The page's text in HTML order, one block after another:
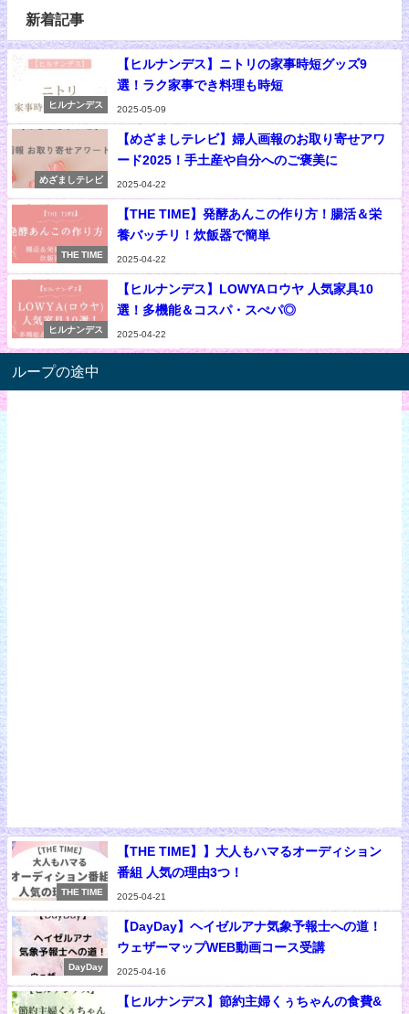
新着記事
ヒルナンデス
【ヒルナンデス】ニトリの家事時短グッズ9
選！ラク家事でき料理も時短
2025-05-09
めざましテレビ
【めざましテレビ】婦人画報のお取り寄せアワ
ード2025！手土産や自分へのご褒美に
2025-04-22
THE TIME
【THE TIME】発酵あんこの作り方！腸活＆栄
養バッチリ！炊飯器で簡単
2025-04-22
ヒルナンデス
【ヒルナンデス】LOWYAロウヤ 人気家具10
選！多機能＆コスパ・スぺパ◎
2025-04-22
ループの途中
THE TIME
【THE TIME】】大人もハマるオーディション
番組 人気の理由3つ！
2025-04-21
DayDay
【DayDay】ヘイゼルアナ気象予報士への道！
ウェザーマップWEB動画コース受講
2025-04-16
【ヒルナンデス】節約主婦くぅちゃんの食費&